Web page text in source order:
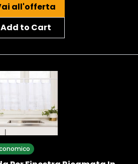
all'offerta
Add to Cart